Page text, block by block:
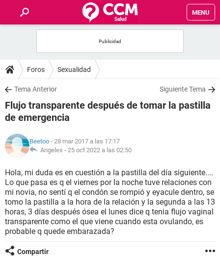
MENU
FOROS
SALUD
FAMILIA
NUTRICIÓN
SEXUALIDAD
GLOSARIO
Foros Sexualidad
Tema Anterior Siguiente Tema
Flujo transparente después de tomar la pastilla
de emergencia
Beetoo - 28 mar 2017 a las 17:17
Angeles - 25 oct 2022 a las 02:50
Hola, mi duda es en cuestión a la pastilla del día siguiente....
Lo que pasa es q el viernes por la noche tuve relaciones con
mi novia, no sentí q el condón se rompió y eyacule dentro, se
tomo la pastilla a la hora de la relación y la segunda a las 13
horas, 3 días después ósea el lunes dice q tenia flujo vaginal
transparente como el que viene cuando esta ovulando, es
probable q quede embarazada?
Compartir